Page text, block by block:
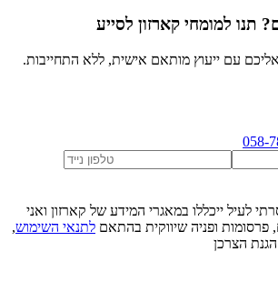
תנו למומחי קארזון לסייע
עם ייעוץ מותאם אישית, ללא התחייבות.
058-
לעיל ייכללו במאגרי המידע של קארזון ואני
ופניה שיווקית בהתאם לתנאי השימוש,
הגנת הצרכן